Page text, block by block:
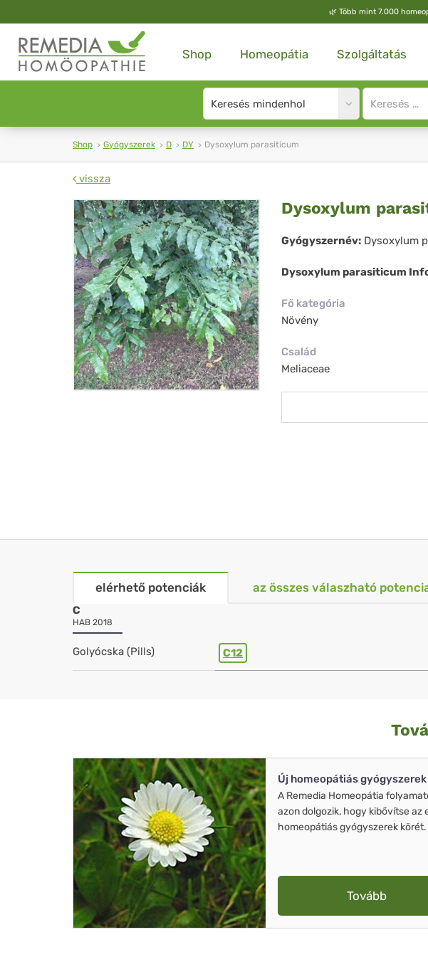
🌿 Több mint 7.000
Shop Homeopátia Szolgáltatás
Search
type
Site
search
Shop Gyógyszerek D DY Dysoxylum parasiticum
vissza
Dysoxylum
parasiticum
Dysoxylum
Gyógyszernév: Dysoxylum
Dysoxylum parasiticum
Fő kategória
Növény
Család
Meliaceae
elérhető potenciák az összes válaszható
C
HAB 2018
Golyócska (Pills) C12
Új homeopátiás gyógyszerek
A Remedia Homeopátia
azon dolgozik, hogy kibővítse az
homeopátiás gyógyszerek körét.
Tovább